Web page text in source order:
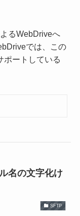
るWebDriveへ
では、この
ポートしている
名の文字化け
SFTP